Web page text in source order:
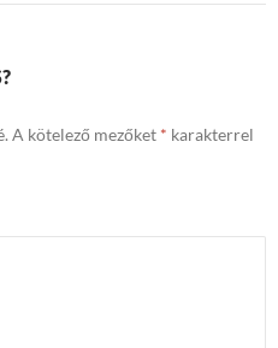
A kötelező mezőket * karakterrel